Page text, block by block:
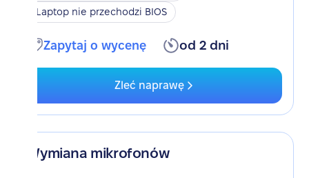
Laptop nie przechodzi BIOS
Zapytaj o wycenę od 2 dni
Zleć naprawę
Wymiana mikrofonów